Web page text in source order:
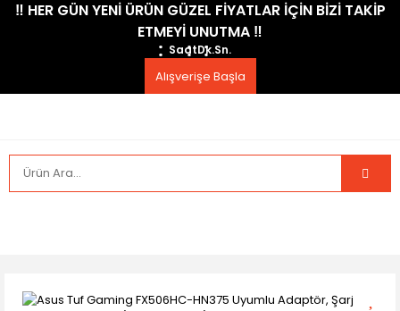
​‼️​ HER GÜN YENİ ÜRÜN GÜZEL FİYATLAR İÇİN BİZİ TAKİP
ETMEYİ UNUTMA ​‼️​
SaatDk.Sn.
Alışverişe Başla